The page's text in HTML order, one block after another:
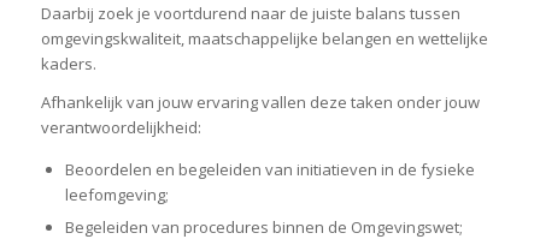
Daarbij zoek je voortdurend naar de juiste balans tussen
omgevingskwaliteit, maatschappelijke belangen en wettelijke
kaders.
Afhankelijk van jouw ervaring vallen deze taken onder jouw
verantwoordelijkheid:
Beoordelen en begeleiden van initiatieven in de fysieke
leefomgeving;
Begeleiden van procedures binnen de Omgevingswet;